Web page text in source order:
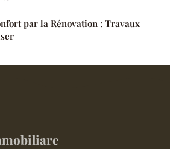
par la Rénovation : Travaux